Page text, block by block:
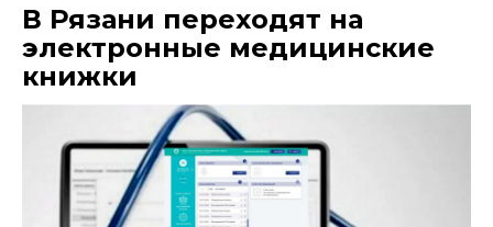
В Рязани переходят на
электронные медицинские
книжки